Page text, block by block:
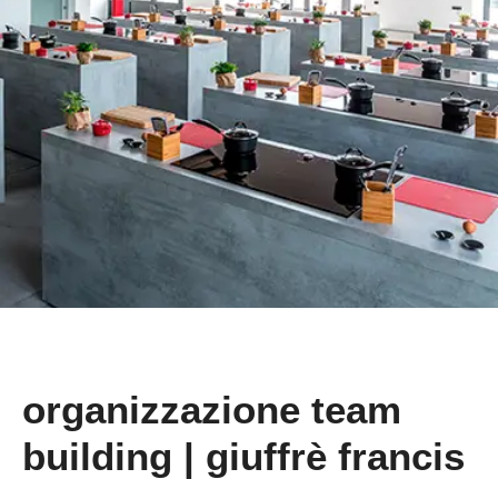
organizzazione team
building | giuffrè francis